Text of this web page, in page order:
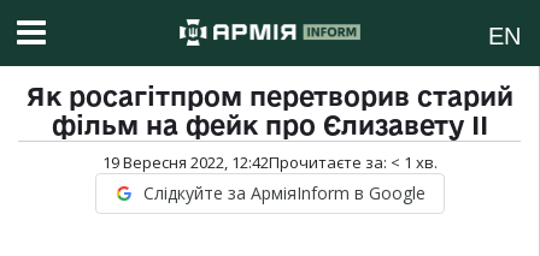
EN
Як росагітпром перетворив старий
фільм на фейк про Єлизавету ІІ
19 Вересня 2022, 12:42Прочитаєте за: < 1 хв.
Слідкуйте за АрміяInform в Google